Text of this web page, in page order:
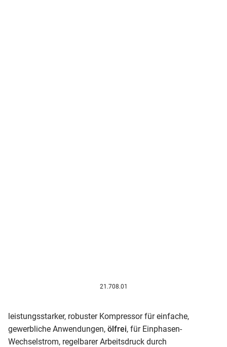
21.708.01
leistungsstarker, robuster Kompressor für einfache,
gewerbliche Anwendungen, ölfrei, für Einphasen-
Wechselstrom, regelbarer Arbeitsdruck durch